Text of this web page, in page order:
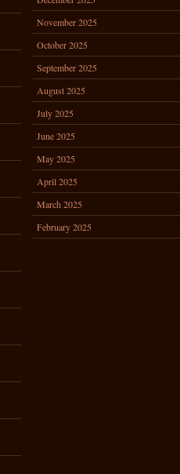
November 2025
October 2025
September 2025
August 2025
July 2025
June 2025
May 2025
April 2025
March 2025
February 2025